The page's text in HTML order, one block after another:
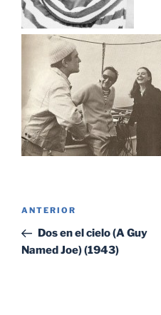
Navegación
entradas
Entrada
anterior:
ANTERIOR
Dos en el cielo (A Guy
Named Joe) (1943)